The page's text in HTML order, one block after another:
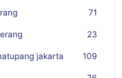
71
23
jakarta 109